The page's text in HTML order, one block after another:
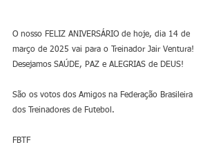
O nosso FELIZ ANIVERSÁRIO de hoje, dia 14 de
março de 2025 vai para o Treinador Jair Ventura!
Desejamos SAÚDE, PAZ e ALEGRIAS de DEUS!
São os votos dos Amigos na Federação Brasileira
dos Treinadores de Futebol.
FBTF